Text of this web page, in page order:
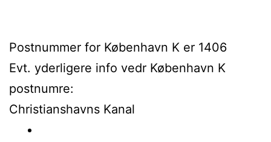
Postnummer for København K er 1406
Evt. yderligere info vedr København K
postnumre:
Christianshavns Kanal